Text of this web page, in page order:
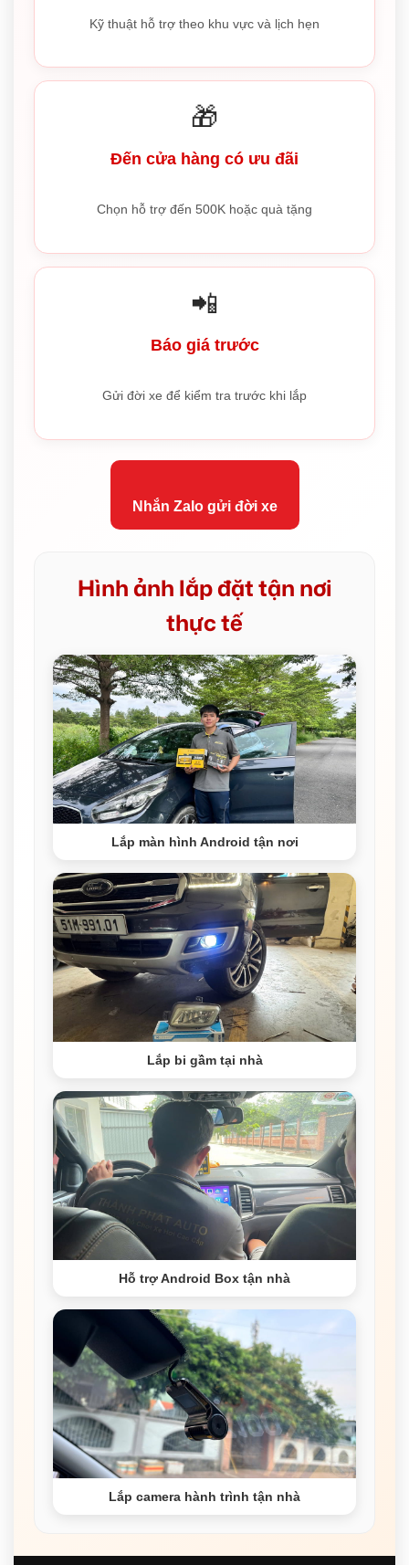
Kỹ thuật hỗ trợ theo khu vực và lịch hẹn
🎁
Đến cửa hàng có ưu đãi
Chọn hỗ trợ đến 500K hoặc quà tặng
📲
Báo giá trước
Gửi đời xe để kiểm tra trước khi lắp
Nhắn Zalo gửi đời xe
Hình ảnh lắp đặt tận nơi
thực tế
Lắp màn hình Android tận nơi
Lắp bi gầm tại nhà
Hỗ trợ Android Box tận nhà
Lắp camera hành trình tận nhà